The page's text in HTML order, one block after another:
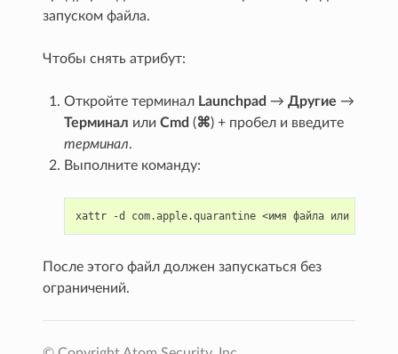
запуском файла.
Чтобы снять атрибут:
Откройте терминал Launchpad →Другие →
Терминал илиCmd (⌘) + пробел и введите
терминал.
Выполните команду:
xattr -d com.apple.quarantine <имя файла или
После этого файл должен запускаться без
ограничений.